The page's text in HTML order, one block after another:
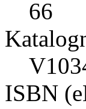
66
ISBN